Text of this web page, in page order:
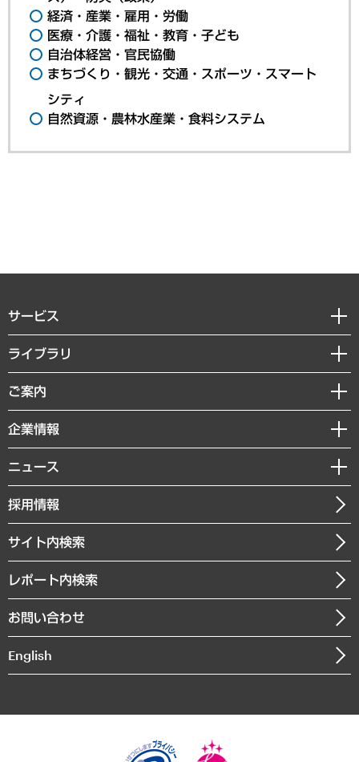
経済・産業・雇用・労働
医療・介護・福祉・教育・子ども
自治体経営・官民協働
まちづくり・観光・交通・スポーツ・スマート
シティ
自然資源・農林水産業・食料システム
サービス
経営戦略
組織・人事戦略
デジタルイノベーション
共生・ダイバーシティ
GRC（ガバナンス・リスク・コンプライアンス）・防災（政策）
経済・産業・雇用・労働
まちづくり・観光・交通・スポーツ・スマートシティ
自然資源・農林水産業・食料システム
ライブラリ
経済調査
レポート
コラム
経営用語集
受託・受注実績（官公庁関連）
メディア掲載・出演
ご案内
セミナー・イベント情報
MUFGビジネスセミナー
受託案件情報
企業情報
私たちの想い
社長メッセージ
会社概要
沿革
組織図・本部部室紹介
インドネシア現地法人
個人情報保護方針
ニュース
ニュースリリース
お知らせ
採用情報
サイト内検索
レポート内検索
お問い合わせ
English